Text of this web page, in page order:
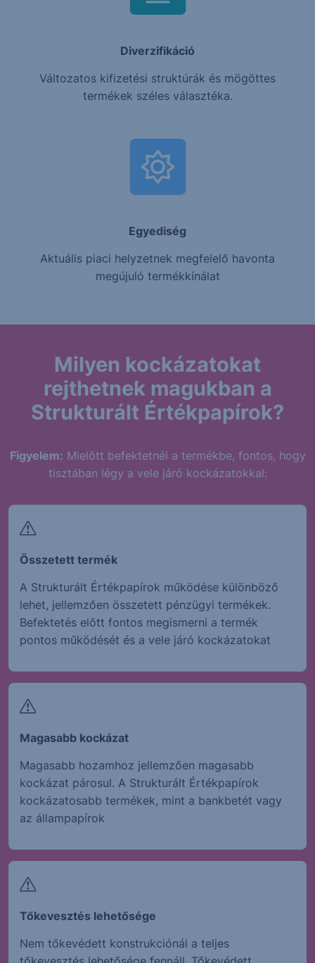
Diverzifikáció
Változatos kifizetési struktúrák és mögöttes
termékek széles választéka.
Egyediség
Aktuális piaci helyzetnek megfelelő havonta
megújuló termékkínálat
Milyen kockázatokat
rejthetnek magukban a
Strukturált Értékpapírok?
Figyelem: Mielőtt befektetnél a termékbe, fontos, hogy
tisztában légy a vele járó kockázatokkal:
Összetett termék
A Strukturált Értékpapírok működése különböző
lehet, jellemzően összetett pénzügyi termékek.
Befektetés előtt fontos megismerni a termék
pontos működését és a vele járó kockázatokat
Magasabb kockázat
Magasabb hozamhoz jellemzően magasabb
kockázat párosul. A Strukturált Értékpapírok
kockázatosabb termékek, mint a bankbetét vagy
az állampapírok
Tőkevesztés lehetősége
Nem tőkevédett konstrukciónál a teljes